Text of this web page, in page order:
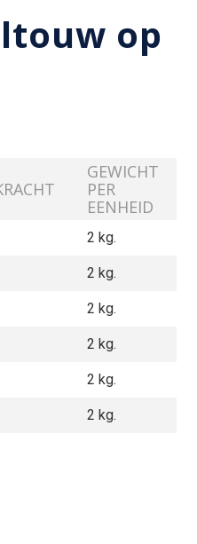
op
GEWICHT
PER
EENHEID
2 kg.
2 kg.
2 kg.
2 kg.
2 kg.
2 kg.